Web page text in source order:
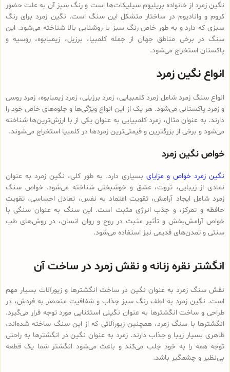
نگین زمرد از خانواده بریلیوم سیلیکات‌ها است و رنگ سبز آن به علت حضور
کروم و وانادیوم در ساختار متشکل این سنگ است. نگین زمرد برای رنگ
سبزی که دارد و به طور خاص رنگ سبز با روشنایی بالا شناخته می‌شود. این
سنگ در برخی مناطق جهان از جمله کلمبیا، برزیل، زیمبابوه، روسیه و
پاکستان استخراج می‌شود.
انواع نگین زمرد
انواع سنگ زمرد شامل زمرد کلمبیایی، زمرد برزیلی، زمرد زیمبابوه، زمرد روسی
و زمرد پاکستانی می‌شود. هر یک از این انواع ویژگی‌ها و جلوه‌های خاص خود را
دارند. به عنوان مثال، زمرد کلمبیایی به عنوان یکی از با ارزش‌ترین‌ها شناخته
می‌شود و برخی از بزرگترین و قیمتی‌ترین زمردها در کلمبیا استخراج می‌شوند.
خواص نگین زمرد
نگین زمرد خواص و مزایای بسیاری دارد. به طور کلی، نگین زمرد به عنوان
نمادی از زیبایی، ثروت، عشق و خوشبختی شناخته می‌شود. خواص سنگ
زمرد شامل ایجاد آرامش، تقویت اعتماد به نفس، تعادل احساسی، تقویت
حافظه و تمرکز، و جذب انرژی مثبت است. این سنگ به عنوان سنگی با
خواص آرامش‌بخش و تأثیر مثبت در روح و روان انسان، در روش‌های طب
سنتی و تمدن‌های قدیمی نیز استفاده می‌شود.
انگشتر نقره زنانه و نقش زمرد در ساخت آن
نقش سنگ زمرد به عنوان نگین در ساخت انگشترها و زیورآلات بسیار مهم
است. نگین زمرد به لطف رنگ سبز جذاب و شفافیت منحصر به فردش، در
طراحی و ساخت انگشترها به عنوان نگینی استثنایی مورد توجه قرار می‌گیرد.
انگشترها با سنگ زمرد، همچنین زیورآلاتی که از این سنگ ساخته شده‌اند،
ظاهری بسیار زیبا و جذاب دارند. زمرد به عنوان نگین در انگشترها به راحتی
توجه همه را به خود جلب می‌کند و باعث می‌شود انگشتر شما یک قطعه
بی‌نظیر و چشمگیر باشد.